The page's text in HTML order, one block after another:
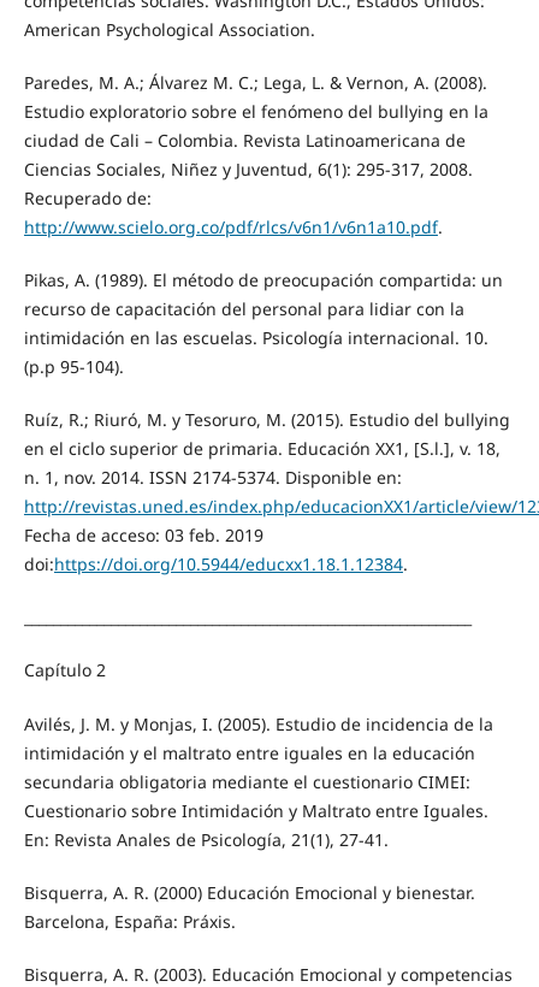
American Psychological Association.
Paredes, M. A.; Álvarez M. C.; Lega, L. & Vernon, A. (2008).
Estudio exploratorio sobre el fenómeno del bullying en la
ciudad de Cali – Colombia. Revista Latinoamericana de
Ciencias Sociales, Niñez y Juventud, 6(1): 295-317, 2008.
Recuperado de:
http://www.scielo.org.co/pdf/rlcs/v6n1/v6n1a10.pdf.
Pikas, A. (1989). El método de preocupación compartida: un
recurso de capacitación del personal para lidiar con la
intimidación en las escuelas. Psicología internacional. 10.
(p.p 95-104).
Ruíz, R.; Riuró, M. y Tesoruro, M. (2015). Estudio del bullying
en el ciclo superior de primaria. Educación XX1, [S.l.], v. 18,
n. 1, nov. 2014. ISSN 2174-5374. Disponible en:
http://revistas.uned.es/index.php/educacionXX1/article/view/
Fecha de acceso: 03 feb. 2019
doi:https://doi.org/10.5944/educxx1.18.1.12384.
Capítulo 2
Avilés, J. M. y Monjas, I. (2005). Estudio de incidencia de la
intimidación y el maltrato entre iguales en la educación
secundaria obligatoria mediante el cuestionario CIMEI:
Cuestionario sobre Intimidación y Maltrato entre Iguales.
En: Revista Anales de Psicología, 21(1), 27-41.
Bisquerra, A. R. (2000) Educación Emocional y bienestar.
Barcelona, España: Práxis.
Bisquerra, A. R. (2003). Educación Emocional y competencias